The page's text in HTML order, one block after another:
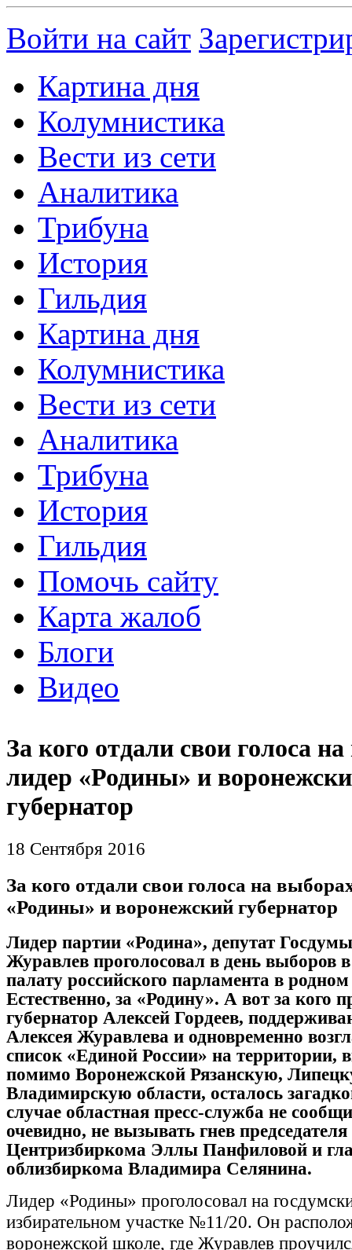
Войти на сайт
Картина дня
Колумнистика
Вести из сети
Аналитика
Трибуна
История
Гильдия
Картина дня
Колумнистика
Вести из сети
Аналитика
Трибуна
История
Гильдия
Помочь сайту
Карта жалоб
Блоги
Видео
За кого отдали свои голоса
лидер «Родины» и
губернатор
18 Сентября 2016
За кого отдали свои голоса на
«Родины» и воронежский губернатор
Лидер партии «Родина», депутат
Журавлев проголосовал в день
палату российского парламента в
Естественно, за «Родину». А вот за кого
губернатор Алексей Гордеев,
Алексея Журавлева и одновременно
список «Единой России» на
помимо Воронежской Рязанскую,
Владимирскую области, осталось
случае областная пресс-служба не
очевидно, не вызывать гнев председателя
Центризбиркома Эллы Панфиловой и
облизбиркома Владимира Селянина.
Лидер «Родины» проголосовал на
избирательном участке №11/20. Он
воронежской школе, где Журавлев